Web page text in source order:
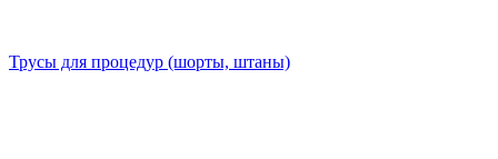
Трусы для процедур (шорты, штаны)